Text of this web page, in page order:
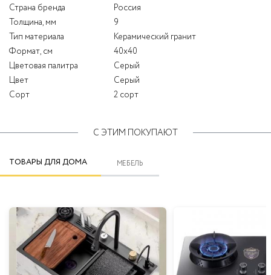
Страна бренда
Россия
Толщина, мм
9
Тип материала
Керамический гранит
Формат, см
40x40
Цветовая палитра
Серый
Цвет
Серый
Сорт
2 сорт
С ЭТИМ ПОКУПАЮТ
ТОВАРЫ ДЛЯ ДОМА МЕБЕЛЬ